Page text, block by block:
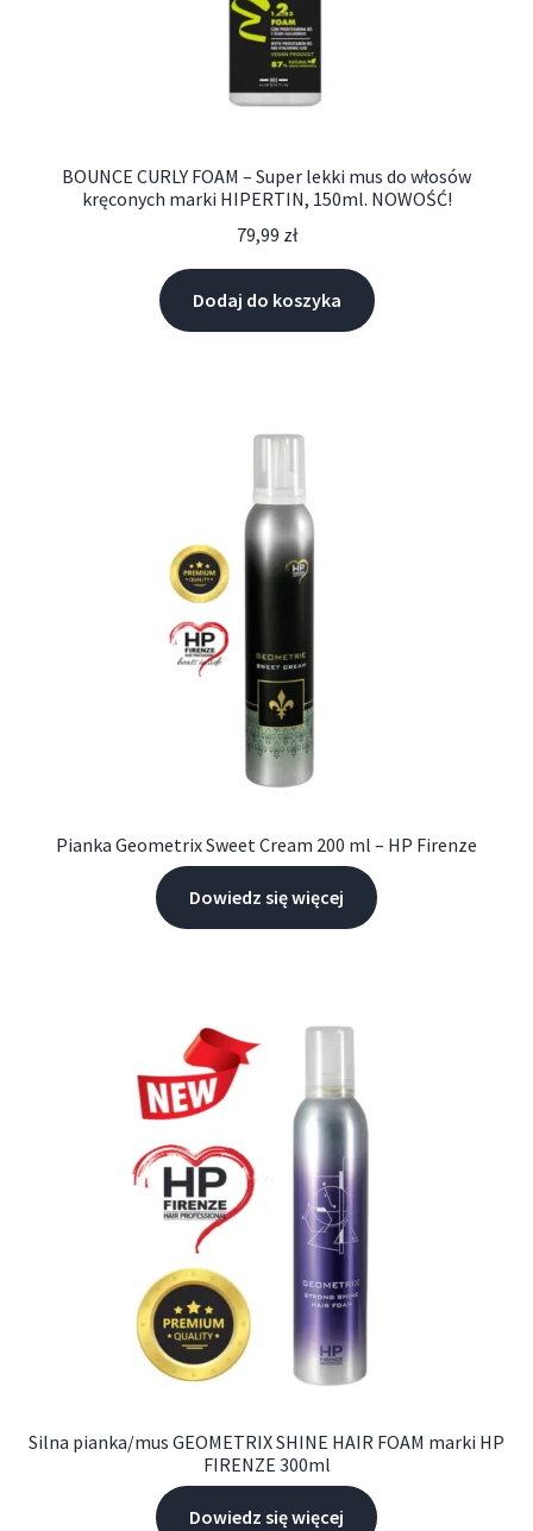
BOUNCE CURLY FOAM – Super lekki mus do włosów
kręconych marki HIPERTIN, 150ml. NOWOŚĆ!
79,99 zł
Dodaj do koszyka
Pianka Geometrix Sweet Cream 200 ml – HP Firenze
Dowiedz się więcej
Silna pianka/mus GEOMETRIX SHINE HAIR FOAM marki HP
FIRENZE 300ml
Dowiedz się więcej